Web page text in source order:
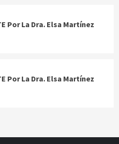
Por La Dra. Elsa Martínez
Por La Dra. Elsa Martínez